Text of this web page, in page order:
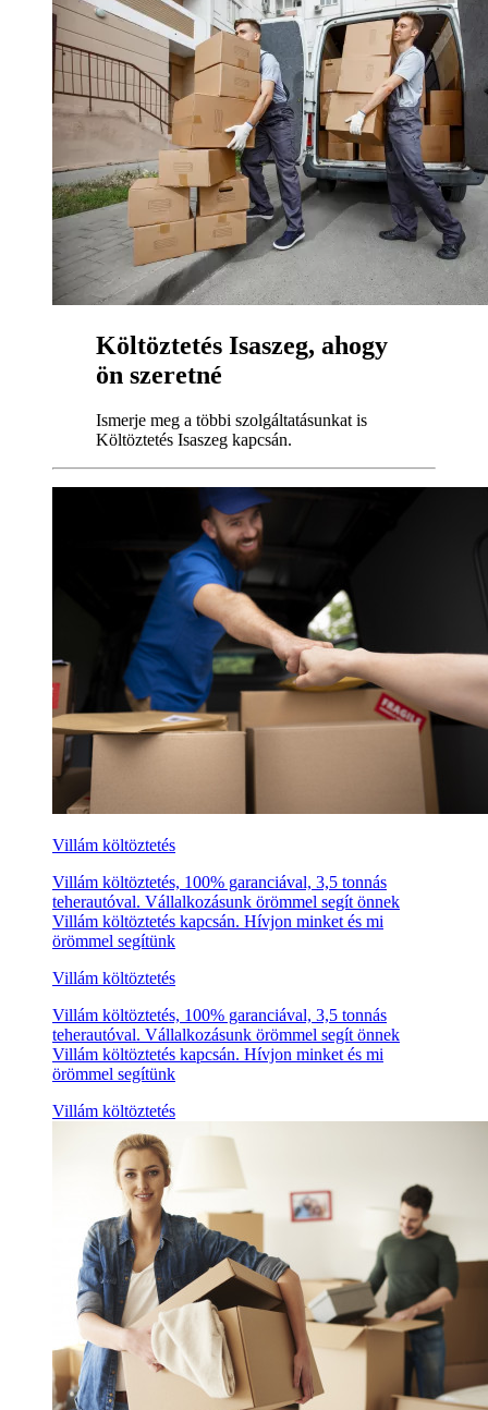
Költöztetés Isaszeg, ahogy
ön szeretné
Ismerje meg a többi szolgáltatásunkat is
Költöztetés Isaszeg kapcsán.
Villám költöztetés
Villám költöztetés, 100% garanciával, 3,5 tonnás
teherautóval. Vállalkozásunk örömmel segít önnek
Villám költöztetés kapcsán. Hívjon minket és mi
örömmel segítünk
Villám költöztetés
Villám költöztetés, 100% garanciával, 3,5 tonnás
teherautóval. Vállalkozásunk örömmel segít önnek
Villám költöztetés kapcsán. Hívjon minket és mi
örömmel segítünk
Villám költöztetés